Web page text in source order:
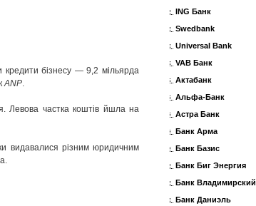
кредити бізнесу — 9,2 мільярда
ANP.
Левова частка коштів йшла на
видавалися різним юридичним
ING Банк
Swedbank
Universal Bank
VAB Банк
Актабанк
Альфа-Банк
Астра Банк
Банк Арма
Банк Базис
Банк Биг Энергия
Банк Владимирский
Банк Даниэль